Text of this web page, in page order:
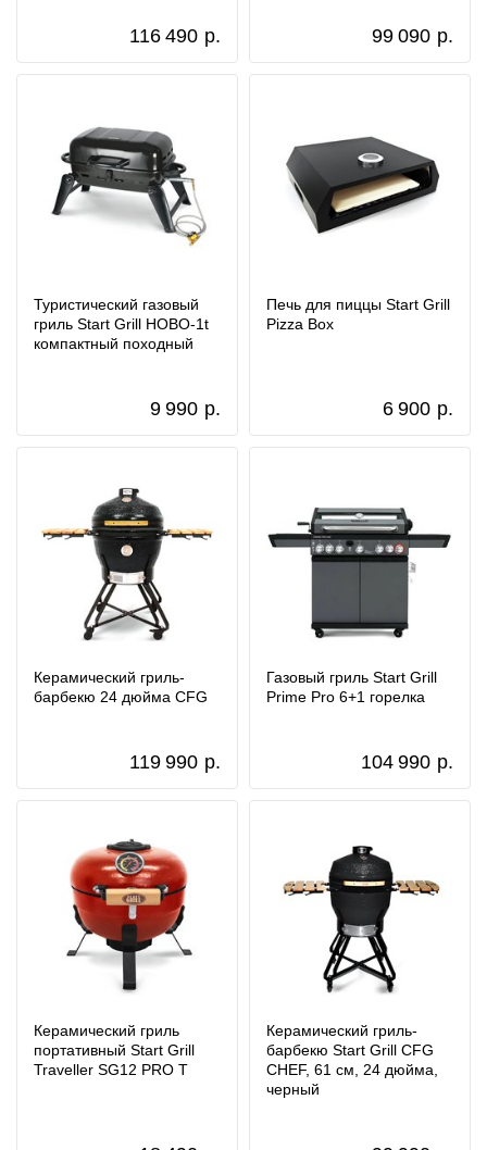
116 490 р. 99 090 р.
Туристический газовый
гриль Start Grill HOBO-1t
компактный походный
9 990 р.
Печь для пиццы Start Grill
Pizza Box
6 900 р.
Керамический гриль-
барбекю 24 дюйма CFG
119 990 р.
Газовый гриль Start Grill
Prime Pro 6+1 горелка
104 990 р.
Керамический гриль
портативный Start Grill
Traveller SG12 PRO T
Керамический гриль-
барбекю Start Grill CFG
CHEF, 61 см, 24 дюйма,
черный